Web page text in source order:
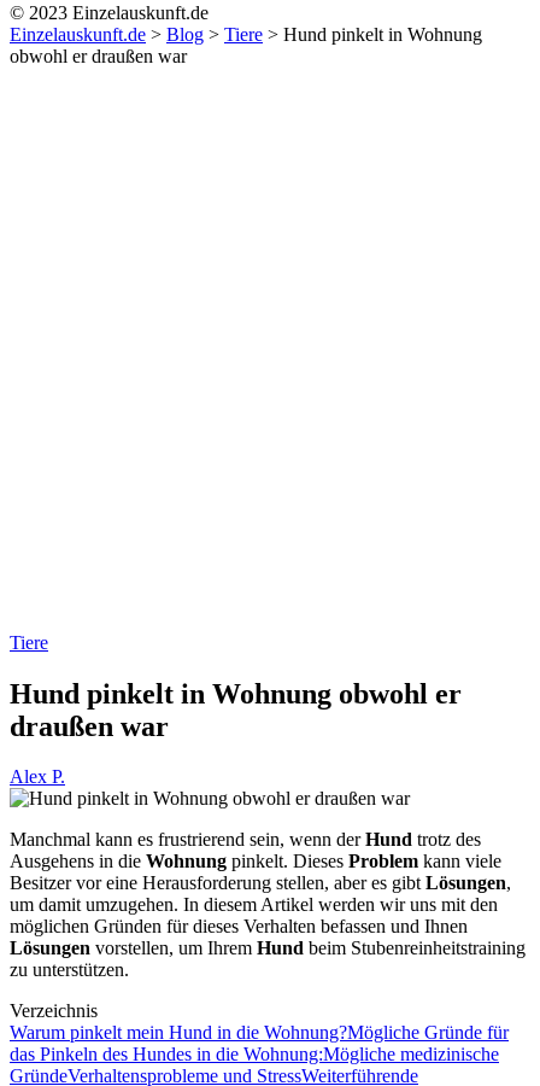
© 2023 Einzelauskunft.de
Einzelauskunft.de > Blog > Tiere > Hund pinkelt in Wohnung
obwohl er draußen war
Tiere
Hund pinkelt in Wohnung obwohl er
draußen war
Alex P.
Manchmal kann es frustrierend sein, wenn derHund trotz des
Ausgehens in die Wohnung pinkelt. Dieses Problem kann viele
Besitzer vor eine Herausforderung stellen, aber es gibtLösungen,
um damit umzugehen. In diesem Artikel werden wir uns mit den
möglichen Gründen für dieses Verhalten befassen und Ihnen
Lösungen vorstellen, um Ihrem Hund beim Stubenreinheitstraining
zu unterstützen.
Verzeichnis
Warum pinkelt mein Hund in die Wohnung?Mögliche Gründe für
das Pinkeln des Hundes in die Wohnung:Mögliche medizinische
GründeVerhaltensprobleme und StressWeiterführende